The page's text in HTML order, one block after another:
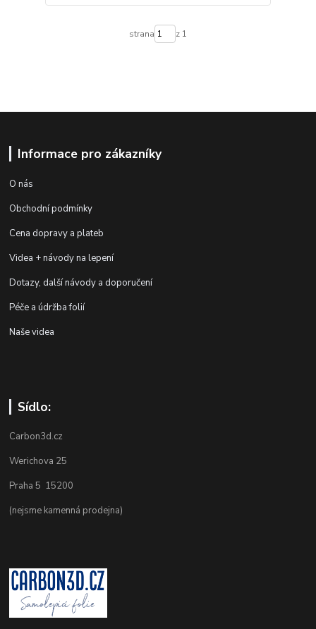
strana z 1
Informace pro zákazníky
O nás
Obchodní podmínky
Cena dopravy a plateb
Videa + návody na lepení
Dotazy, další návody a doporučení
Péče a údržba folií
Naše videa
Sídlo:
Carbon3d.cz
Werichova 25
Praha 5 15200
(nejsme kamenná prodejna)